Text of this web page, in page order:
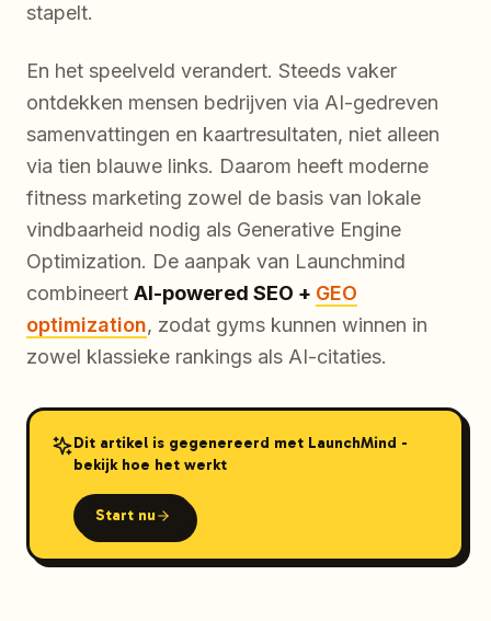
stapelt.
En het speelveld verandert. Steeds vaker
ontdekken mensen bedrijven via AI-gedreven
samenvattingen en kaartresultaten, niet alleen
via tien blauwe links. Daarom heeft moderne
fitness marketing zowel de basis van lokale
vindbaarheid nodig als Generative Engine
Optimization. De aanpak van Launchmind
combineert AI-powered SEO + GEO
optimization, zodat gyms kunnen winnen in
zowel klassieke rankings als AI-citaties.
Dit artikel is gegenereerd met LaunchMind -
bekijk hoe het werkt
Start nu